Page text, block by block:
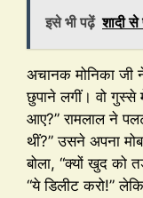
इसे भी पढ़ें शादी से
अचानक मोनिका
छुपाने लगीं। वो गुस्से
आए?” रामलाल ने
थीं?” उसने अपना
बोला, “क्यों खुद को
“ये डिलीट करो!”